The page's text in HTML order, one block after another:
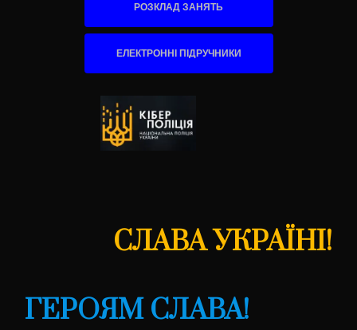
РОЗКЛАД ЗАНЯТЬ
ЕЛЕКТРОННІ ПІДРУЧНИКИ
СЛАВА УКРАЇНІ!
ГЕРОЯМ СЛАВА!